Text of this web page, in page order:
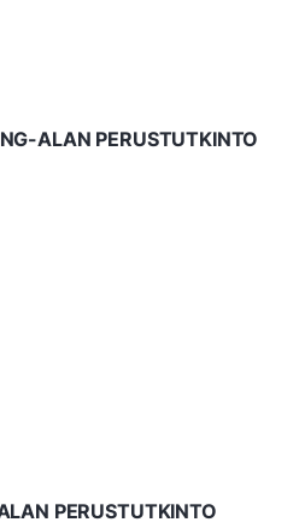
ALAN PERUSTUTKINTO
PERUSTUTKINTO